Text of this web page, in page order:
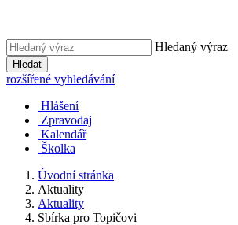
Hledaný výraz
Hledat
rozšířené vyhledávání
Hlášení
Zpravodaj
Kalendář
Školka
Úvodní stránka
Aktuality
Aktuality
Sbírka pro Topičovi